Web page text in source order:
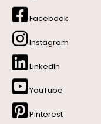
Facebook
Instagram
LinkedIn
YouTube
Pinterest